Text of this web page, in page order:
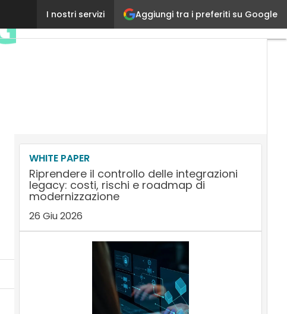
Aggiungi tra i preferiti su Google
I nostri servizi
Cloud e on premise, serve il giusto mix per
WHITE PAPER
Riprendere il controllo delle integrazioni
legacy: costi, rischi e roadmap di
modernizzazione
26 Giu 2026